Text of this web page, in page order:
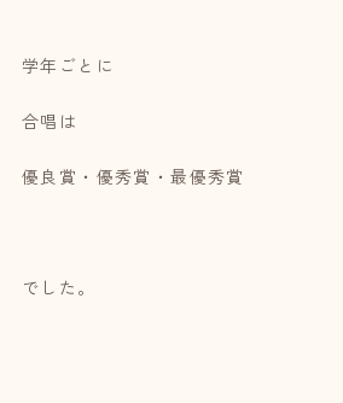
学年ごとに
合唱は
優良賞・優秀賞・最優秀賞
でした。